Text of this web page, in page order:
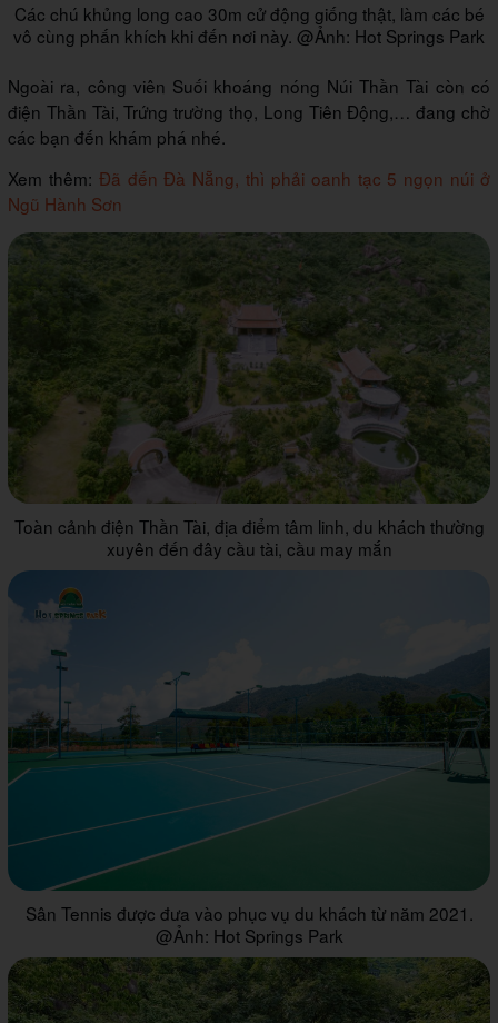
Các chú khủng long cao 30m cử động giống thật, làm các bé
vô cùng phấn khích khi đến nơi này. @Ảnh: Hot Springs Park
Ngoài ra, công viên Suối khoáng nóng Núi Thần Tài còn có
điện Thần Tài, Trứng trường thọ, Long Tiên Động,… đang chờ
các bạn đến khám phá nhé.
Xem thêm: Đã đến Đà Nẵng, thì phải oanh tạc 5 ngọn núi ở
Ngũ Hành Sơn
Toàn cảnh điện Thần Tài, địa điểm tâm linh, du khách thường
xuyên đến đây cầu tài, cầu may mắn
Sân Tennis được đưa vào phục vụ du khách từ năm 2021.
@Ảnh: Hot Springs Park